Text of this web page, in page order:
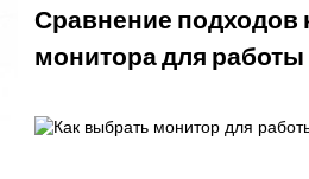
Сравнение подходов
монитора для работы